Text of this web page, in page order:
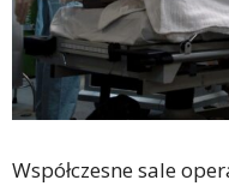
Współczesne sale